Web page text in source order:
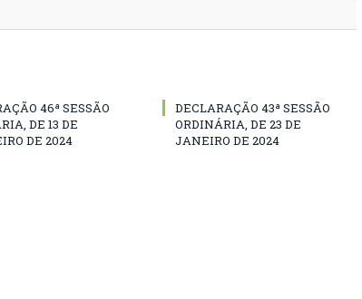
46ª SESSÃO
DE 13 DE
DE 2024
DECLARAÇÃO 43ª SESSÃO
ORDINÁRIA, DE 23 DE
JANEIRO DE 2024